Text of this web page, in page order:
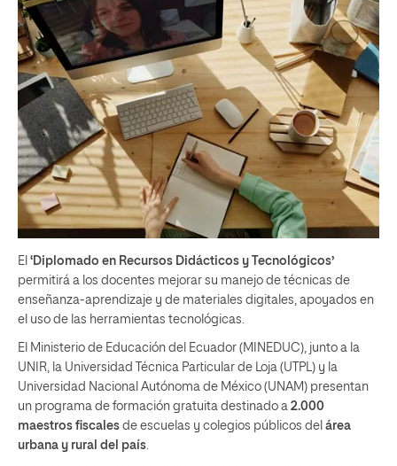
El ‘Diplomado en Recursos Didácticos y Tecnológicos’
permitirá a los docentes mejorar su manejo de técnicas de
enseñanza-aprendizaje y de materiales digitales, apoyados en
el uso de las herramientas tecnológicas.
El Ministerio de Educación del Ecuador (MINEDUC), junto a la
UNIR, la Universidad Técnica Particular de Loja (UTPL) y la
Universidad Nacional Autónoma de México (UNAM) presentan
un programa de formación gratuita destinado a 2.000
maestros fiscales de escuelas y colegios públicos del área
urbana y rural del país.